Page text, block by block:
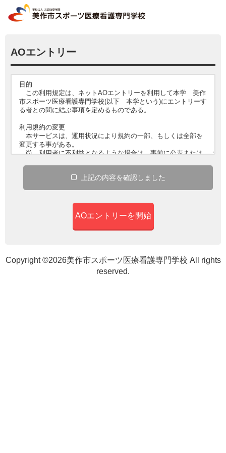
AOエントリー
上記の内容を確認しました
Copyright ©2026美作市スポーツ医療看護専門学校 All rights
reserved.